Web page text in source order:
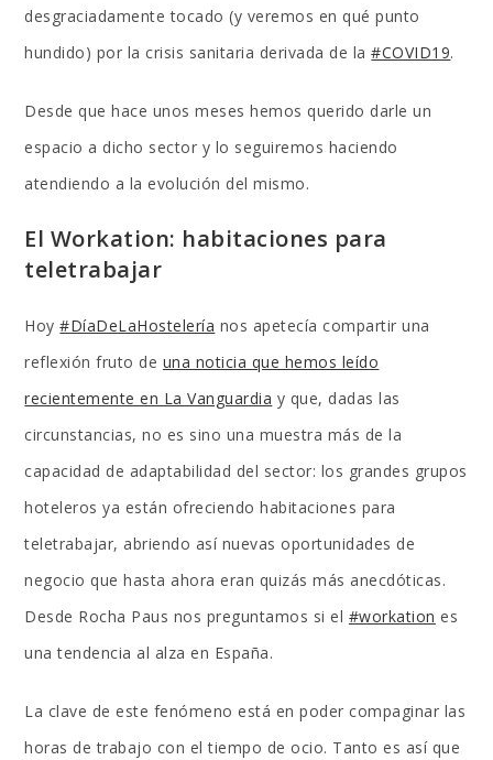
desgraciadamente tocado (y veremos en qué punto
hundido) por la crisis sanitaria derivada de la#COVID19.
Desde que hace unos meses hemos querido darle un
espacio a dicho sector y lo seguiremos haciendo
atendiendo a la evolución del mismo.
El Workation: habitaciones para
teletrabajar
Hoy#DíaDeLaHostelería nos apetecía compartir una
reflexión fruto de una noticia que hemos leído
recientemente en La Vanguardia y que, dadas las
circunstancias, no es sino una muestra más de la
capacidad de adaptabilidad del sector: los grandes grupos
hoteleros ya están ofreciendo habitaciones para
teletrabajar, abriendo así nuevas oportunidades de
negocio que hasta ahora eran quizás más anecdóticas.
Desde Rocha Paus nos preguntamos si el #workation es
una tendencia al alza en España.
La clave de este fenómeno está en poder compaginar las
horas de trabajo con el tiempo de ocio. Tanto es así que